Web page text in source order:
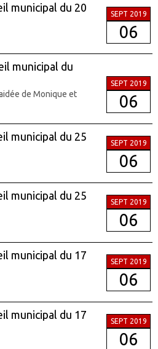
municipal du 20
SEPT 2019
06
municipal du
de Monique et
SEPT 2019
06
municipal du 25
SEPT 2019
06
municipal du 25
SEPT 2019
06
municipal du 17
SEPT 2019
06
municipal du 17
SEPT 2019
06